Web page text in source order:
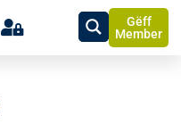
Gëff
Member